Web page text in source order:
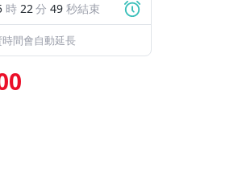
時 22分 48 秒結束
間會自動延長